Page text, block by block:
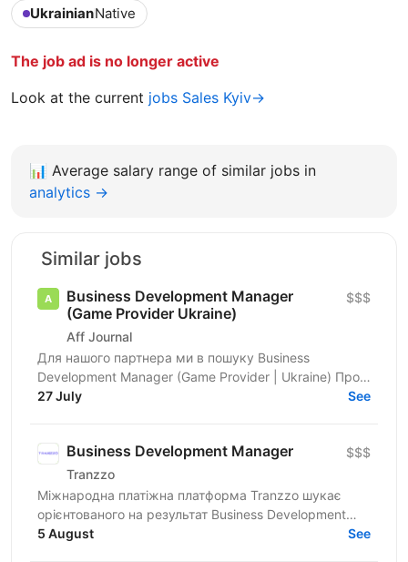
UkrainianNative
The job ad is no longer active
Look at the current jobs Sales Kyiv→
📊 Average salary range of similar jobs in
analytics →
Similar jobs
Business Development Manager
(Game Provider Ukraine)
Aff Journal
$$$
Для нашого партнера ми в пошуку Business
Development Manager (Game Provider | Ukraine) Про
роль Ми шукаємо Business Development Manager,
27 July See
Business Development Manager
Tranzzo
$$$
Міжнародна платіжна платформа Tranzzo шукає
орієнтованого на результат Business Development
Manager, який здатен будувати довгострокові
5 August See